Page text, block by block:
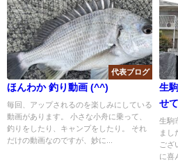
代表ブログ
ほんわか 釣り動画 (^^)
毎回、アップされるのを楽しみにしている
動画があります。 小さな小舟に乗って、
釣りをしたり、キャンプをしたり。 それ
だけの動画なのですが、妙に...
生
せ
生駒
まし
ござ
に喜